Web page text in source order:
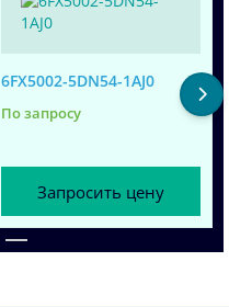
6FX5002-5DN54-1AJ0
По запросу
Запросить цену